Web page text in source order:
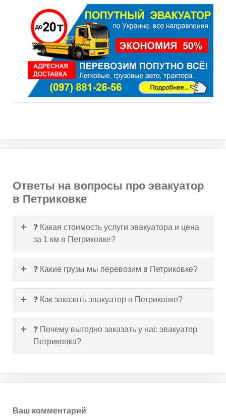
Ответы на вопросы про эвакуатор
в Петриковке
❓ Какая стоимость услуги эвакуатора и цена
за 1 км в Петриковке?
❓ Какие грузы мы перевозим в Петриковке?
❓ Как заказать эвакуатор в Петриковке?
❓ Почему выгодно заказать у нас эвакуатор
Петриковка?
Ваш комментарий